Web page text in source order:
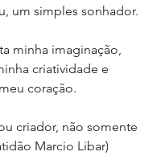
um simples sonhador.
minha imaginação,
criatividade e
coração.
criador, não somente
Marcio Libar)